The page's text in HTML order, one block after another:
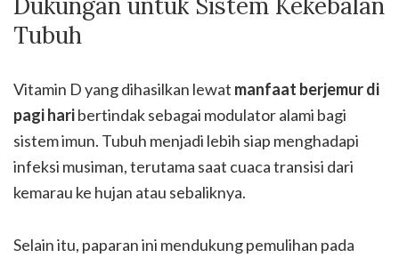
Tubuh
Vitamin D yang dihasilkan lewat manfaat berjemur di
pagi haribertindak sebagai modulator alami bagi
sistem imun. Tubuh menjadi lebih siap menghadapi
infeksi musiman, terutama saat cuaca transisi dari
kemarau ke hujan atau sebaliknya.
Selain itu, paparan ini mendukung pemulihan pada